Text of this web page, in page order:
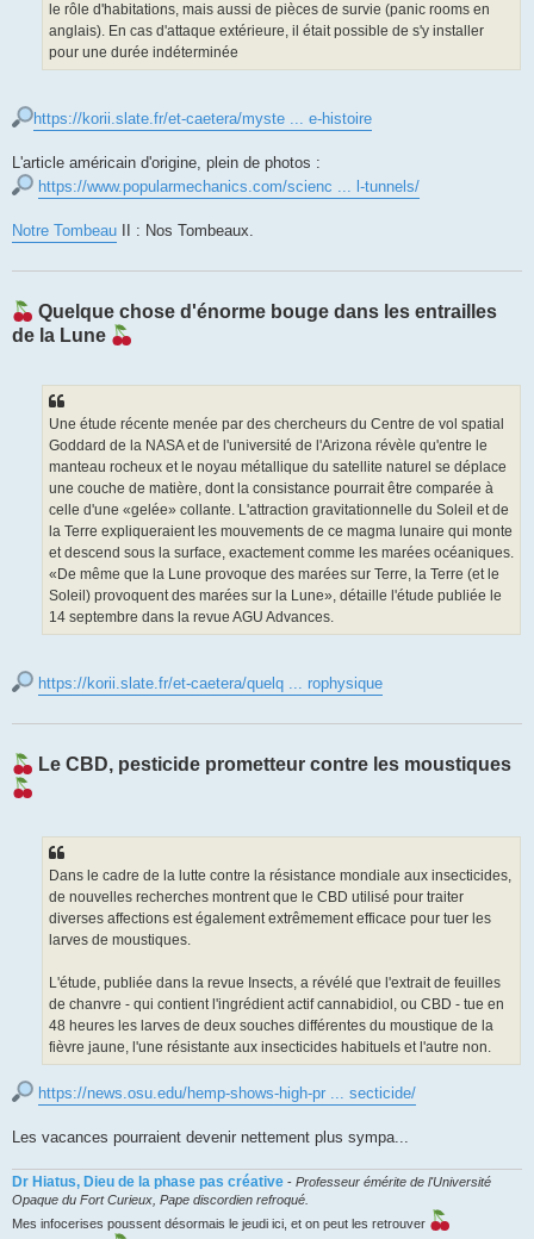
le rôle d'habitations, mais aussi de pièces de survie (panic rooms en
anglais). En cas d'attaque extérieure, il était possible de s'y installer
pour une durée indéterminée
https://korii.slate.fr/et-caetera/myste ... e-histoire
L'article américain d'origine, plein de photos :
https://www.popularmechanics.com/scienc ... l-tunnels/
Notre Tombeau II : Nos Tombeaux.
Quelque chose d'énorme bouge dans les entrailles
de la Lune
Une étude récente menée par des chercheurs du Centre de vol spatial
Goddard de la NASA et de l'université de l'Arizona révèle qu'entre le
manteau rocheux et le noyau métallique du satellite naturel se déplace
une couche de matière, dont la consistance pourrait être comparée à
celle d'une «gelée» collante. L'attraction gravitationnelle du Soleil et de
la Terre expliqueraient les mouvements de ce magma lunaire qui monte
et descend sous la surface, exactement comme les marées océaniques.
«De même que la Lune provoque des marées sur Terre, la Terre (et le
Soleil) provoquent des marées sur la Lune», détaille l'étude publiée le
14 septembre dans la revue AGU Advances.
https://korii.slate.fr/et-caetera/quelq ... rophysique
Le CBD, pesticide prometteur contre les moustiques
Dans le cadre de la lutte contre la résistance mondiale aux insecticides,
de nouvelles recherches montrent que le CBD utilisé pour traiter
diverses affections est également extrêmement efficace pour tuer les
larves de moustiques.
L'étude, publiée dans la revue Insects, a révélé que l'extrait de feuilles
de chanvre - qui contient l'ingrédient actif cannabidiol, ou CBD - tue en
48 heures les larves de deux souches différentes du moustique de la
fièvre jaune, l'une résistante aux insecticides habituels et l'autre non.
https://news.osu.edu/hemp-shows-high-pr ... secticide/
Les vacances pourraient devenir nettement plus sympa...
Dr Hiatus, Dieu de la phase pas créative - Professeur émérite de l'Université
Opaque du Fort Curieux, Pape discordien refroqué.
Mes infocerises poussent désormais le jeudi ici, et on peut les retrouver